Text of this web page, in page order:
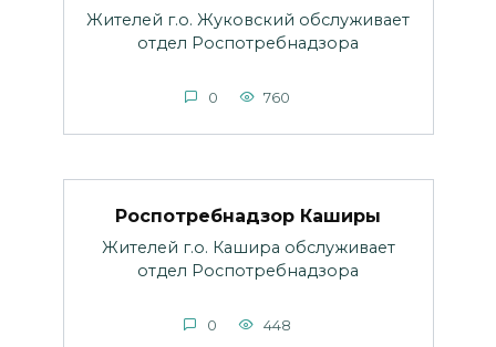
Жителей г.о. Жуковский обслуживает
отдел Роспотребнадзора
0 760
Роспотребнадзор Каширы
Жителей г.о. Кашира обслуживает
отдел Роспотребнадзора
0 448